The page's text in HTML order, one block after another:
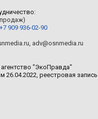
+7 909 936-02-90
, adv@osnmedia.ru
"ЭкоПравда"
26.04.2022, реестровая запись